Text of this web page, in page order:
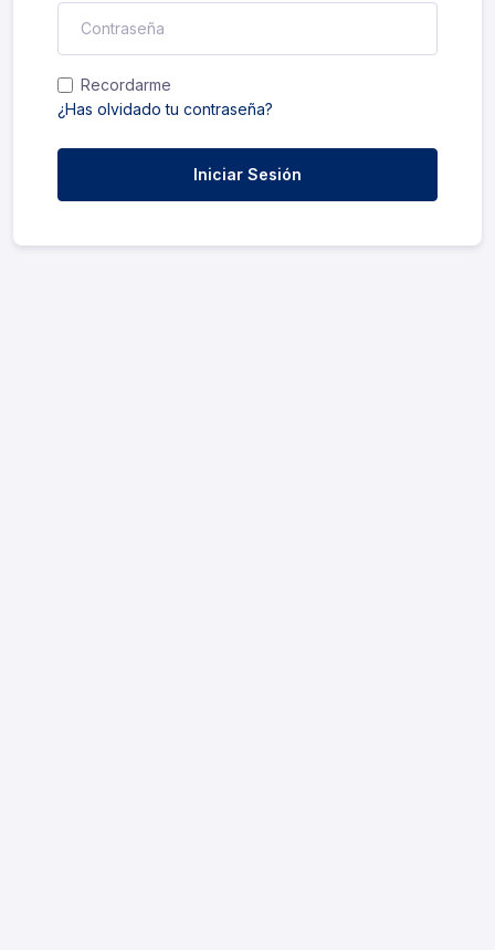
Recordarme
¿Has olvidado tu contraseña?
Iniciar Sesión